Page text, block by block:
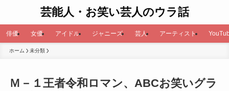
芸能人・お笑い芸人のウラ話
俳優 女優 アイドル ジャニーズ 芸人 アーティスト
ホーム 未分類
Ｍ－１王者令和ロマン、ABCお笑いグラ